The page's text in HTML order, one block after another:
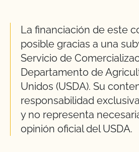
La financiación de este
posible gracias a una
Servicio de
Departamento de
Unidos (USDA). Su
responsabilidad
y no representa
opinión oficial del USDA.